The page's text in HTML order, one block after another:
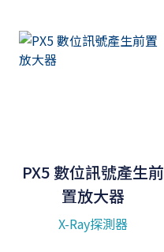
PX5 數位訊號產生前
置放大器
X-Ray探測器